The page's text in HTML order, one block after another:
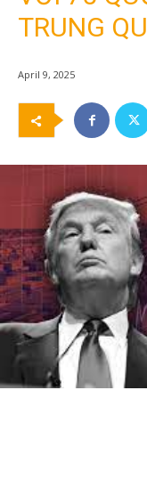
TRUNG
April 9, 2025